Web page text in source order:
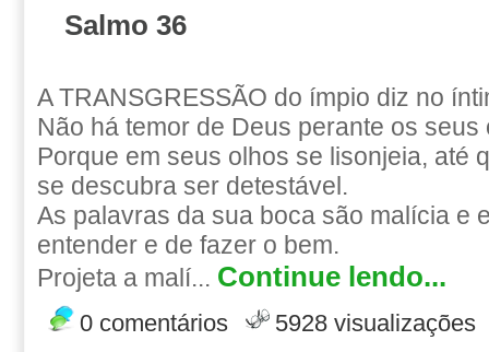
Salmo 36
A TRANSGRESSÃO do ímpio diz no
Não há temor de Deus perante os seus
Porque em seus olhos se lisonjeia, até
se descubra ser detestável.
As palavras da sua boca são malícia e
entender e de fazer o bem.
Projeta a malí... Continue lendo...
0 comentários 5928 visualizações